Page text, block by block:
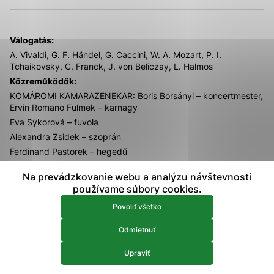
Válogatás:
A. Vivaldi, G. F. Händel, G. Caccini, W. A. Mozart, P. I.
Tchaikovsky, C. Franck, J. von Beliczay, L. Halmos
Közreműködők:
KOMÁROMI KAMARAZENEKAR: Boris Borsányi – koncertmester,
Ervin Romano Fulmek – karnagy
Eva Sýkorová – fuvola
Alexandra Zsidek – szoprán
Ferdinand Pastorek – hegedű
Monika Farkasová – szoprán
István Stubendek – karnagy
A rendezvény a Kisebbségi Kulturális Alap anyagi
támogatásával valósul meg.
KULTMINOR – Kisebbségi Kulturális Alap
Komárom Városa
Na prevádzkovanie webu a analýzu návštevnosti
používame súbory cookies.
Povoliť všetko
Odmietnuť
Upraviť
prístup k zabezpečeným oblastiam webovej stránky. Bez
Analytické cookies
Analytické cookies pomáhajú prevádzkovateľovi stránok
pochopiť, ako návštevníci stránok stránku používajú, aby
mohol stránky optimalizovať a ponúknuť im lepšiu
skúsenosť. Všetky dáta sa zbierajú anonymne a nie je
možné ich spojiť s konkrétnou osobou.
Povoliť všetko
Uložiť nastavenia
Viac informácií